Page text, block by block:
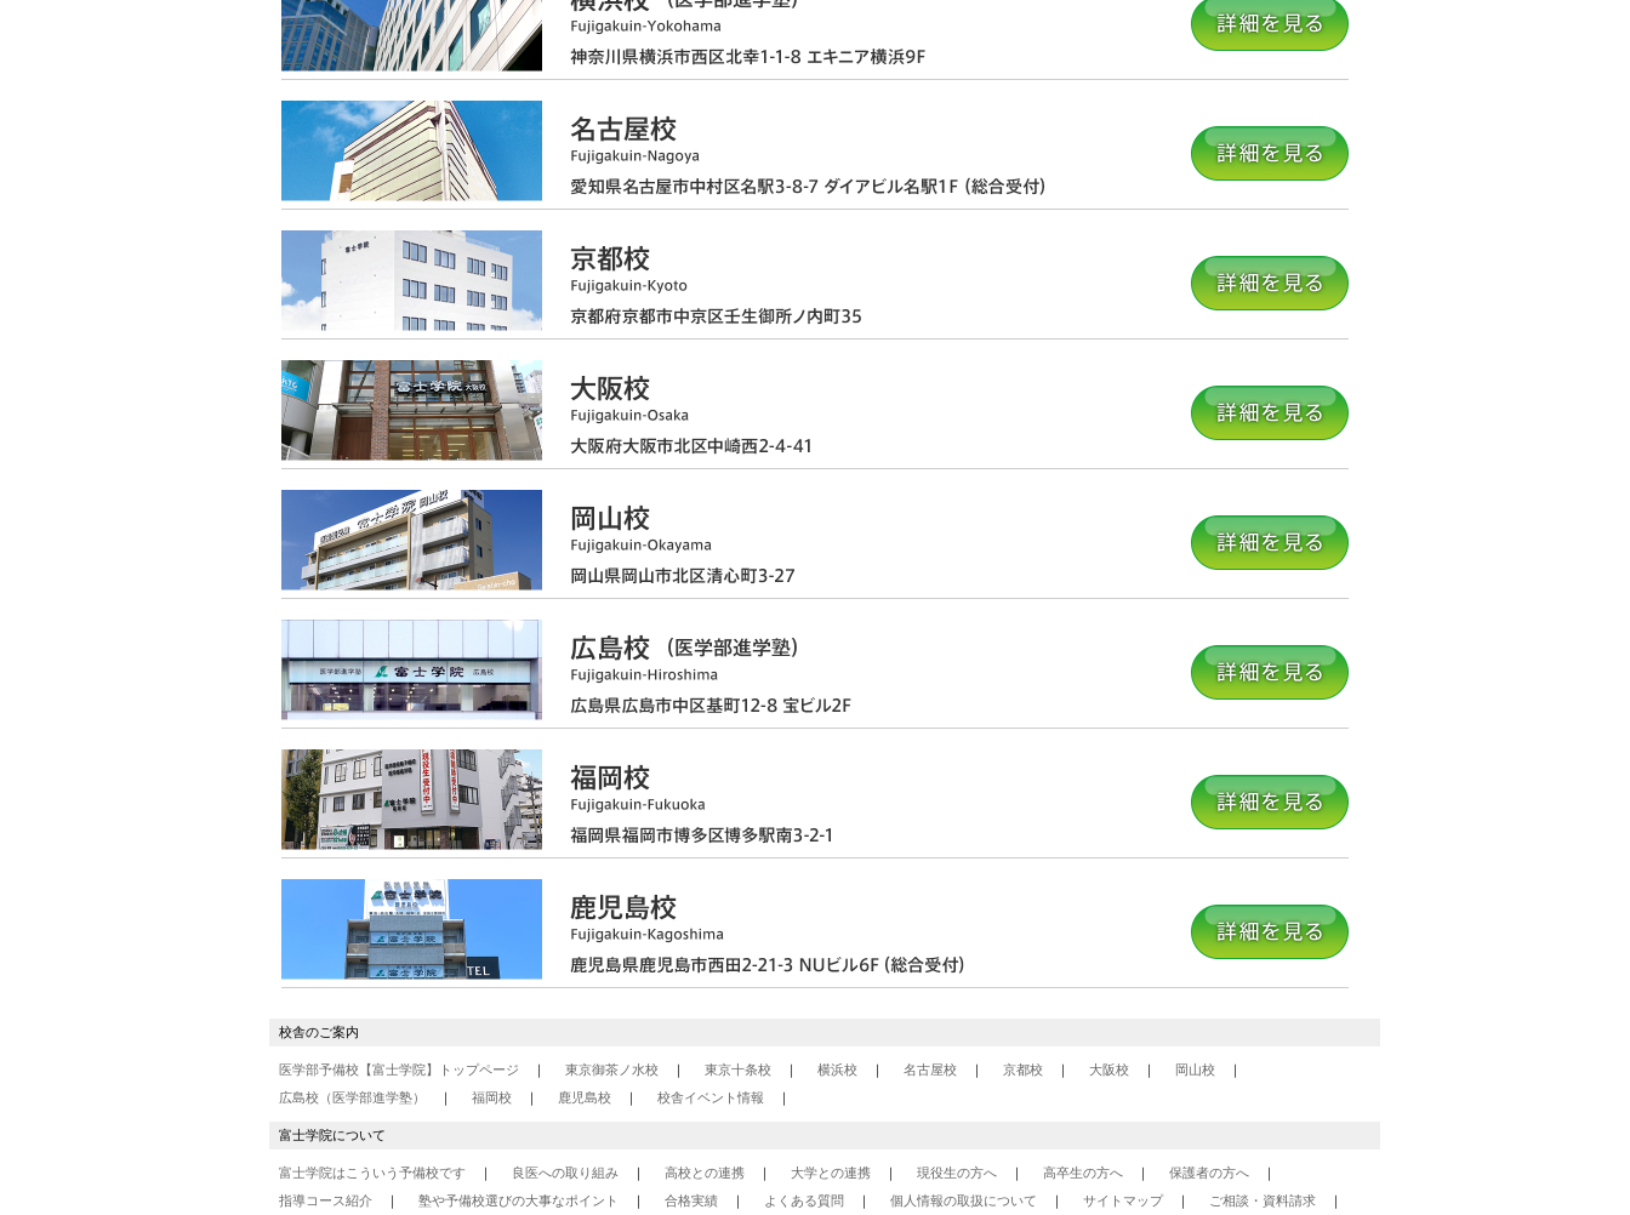
校舎のご案内
医学部予備校【富士学院】トップページ 東京御茶ノ水校 東京十条校 横浜校 名古屋校 京都校 大阪校
岡山校
広島校（医学部進学塾）
福岡校 鹿児島校 校舎イベント情報
富士学院について
富士学院はこういう予備校です 良医への取り組み 高校との連携 大学との連携 現役生の方へ 高卒生の方へ
保護者の方へ
指導コース紹介
塾や予備校選びの大事なポイント 合格実績 よくある質問 個人情報の取扱について サイトマップ ご相談・資料請求